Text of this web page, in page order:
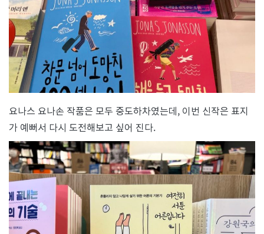
요나스 요나손 작품은 모두 중도하차였는데, 이번 신작은 표지
가 예뻐서 다시 도전해보고 싶어 진다.